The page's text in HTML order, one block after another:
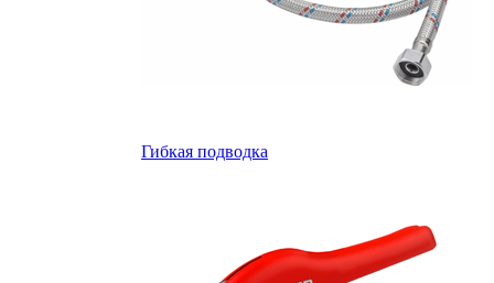
Гибкая подводка